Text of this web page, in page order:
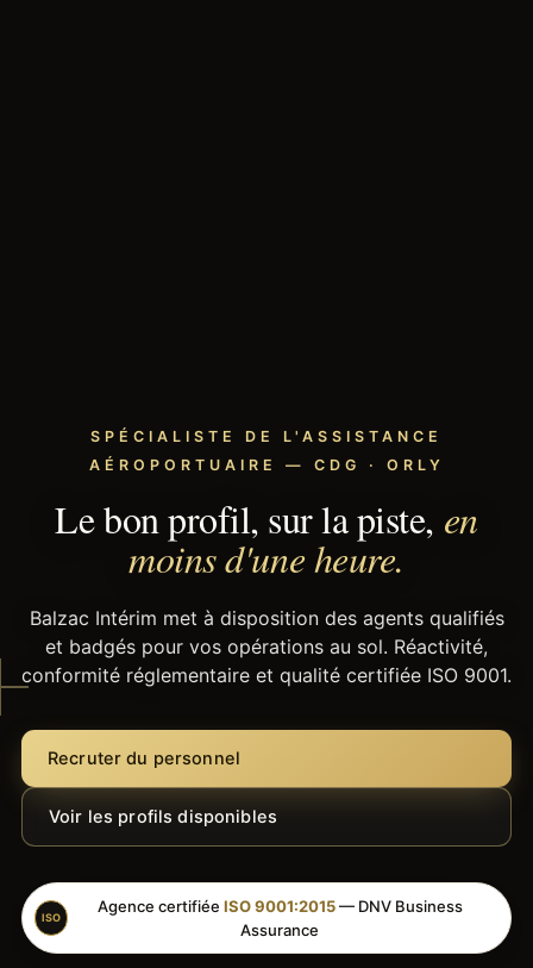
SPÉCIALISTE DE L'ASSISTANCE
AÉROPORTUAIRE — CDG · ORLY
Le bon profil, sur la piste, en
moins d'une heure.
Balzac Intérim met à disposition des agents qualifiés
et badgés pour vos opérations au sol. Réactivité,
conformité réglementaire et qualité certifiée ISO 9001.
Recruter du personnel
Voir les profils disponibles
ISO
Agence certifiée ISO 9001:2015— DNV Business
Assurance